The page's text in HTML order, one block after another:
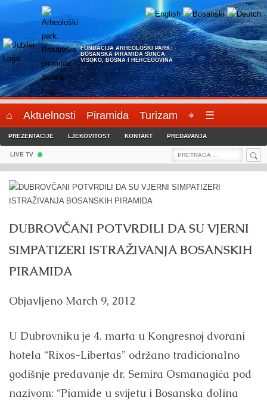
FONDACIJA ARHEOLOŠKI PARK:
BOSANSKA PIRAMIDA SUNCA
VISOKO, BOSNA I HERCEGOVINA
⌂ Aktuelnosti Piramida Turizam ⌖ ☰
PREZENTACIJE LJEKOVITOST KONTAKT PREDAVANJA
LIVE TV
Search
DUBROVČANI POTVRDILI DA SU VJERNI
SIMPATIZERI ISTRAŽIVANJA BOSANSKIH
PIRAMIDA
Objavljeno March 9, 2012
U Dubrovniku je 4. marta u Kongresnoj dvorani
hotela “Rixos-Libertas” održano tradicionalno
godišnje predavanje dr. Semira Osmanagića pod
nazivom: “Piamide u svijetu i Bosanska dolina